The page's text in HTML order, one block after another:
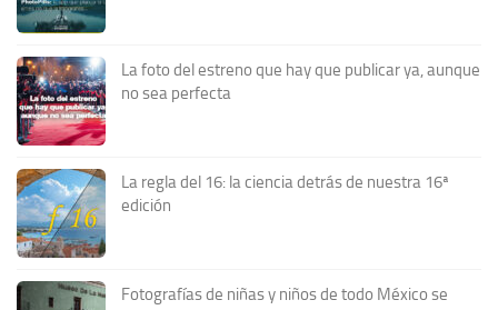
La foto del estreno que hay que publicar ya, aunque
no sea perfecta
La regla del 16: la ciencia detrás de nuestra 16ª
edición
Fotografías de niñas y niños de todo México se